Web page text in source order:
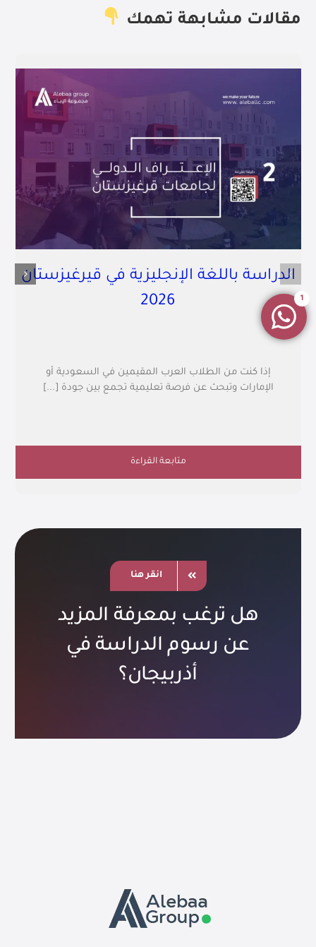
مقالات مشابهة تهمك
الدراسة باللغة الإنجليزية في قيرغيزستان
2026
إذا كنت من الطلاب العرب المقيمين في السعودية أو
الإمارات وتبحث عن فرصة تعليمية تجمع بين جودة [...]
متابعة القراءة
انقر هنا
هل ترغب بمعرفة المزيد
عن رسوم الدراسة في
أذربيجان؟
1